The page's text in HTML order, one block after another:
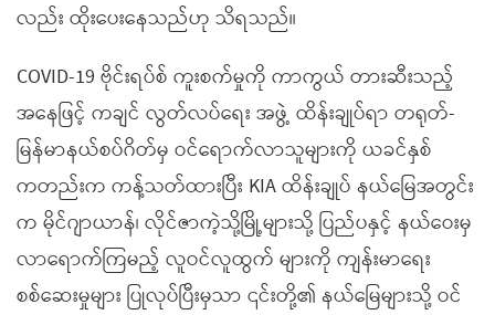
လည်း ထိုးပေးနေသည်ဟု သိရသည်။
COVID-19 ဗိုင်းရပ်စ် ကူးစက်မှုကို ကာကွယ် တားဆီးသည့်
အနေဖြင့် ကချင် လွတ်လပ်ရေး အဖွဲ့ ထိန်းချုပ်ရာ တရုတ်-
မြန်မာနယ်စပ်ဂိတ်မှ ဝင်ရောက်လာသူများကို ယခင်နှစ်
ကတည်းက ကန့်သတ်ထားပြီး KIA ထိန်းချုပ် နယ်မြေအတွင်း
က မိုင်ဂျာယာန်၊ လိုင်ဇာကဲ့သို့မြို့များသို့ ပြည်ပနှင့် နယ်ဝေးမှ
လာရောက်ကြမည့် လူဝင်လူထွက် များကို ကျန်းမာရေး
စစ်ဆေးမှုများ ပြုလုပ်ပြီးမှသာ ၎င်းတို့၏ နယ်မြေများသို့ ဝင်